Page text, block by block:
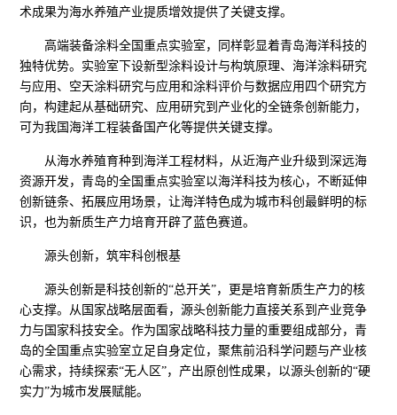
术成果为海水养殖产业提质增效提供了关键支撑。
高端装备涂料全国重点实验室，同样彰显着青岛海洋科技的
独特优势。实验室下设新型涂料设计与构筑原理、海洋涂料研究
与应用、空天涂料研究与应用和涂料评价与数据应用四个研究方
向，构建起从基础研究、应用研究到产业化的全链条创新能力，
可为我国海洋工程装备国产化等提供关键支撑。
从海水养殖育种到海洋工程材料，从近海产业升级到深远海
资源开发，青岛的全国重点实验室以海洋科技为核心，不断延伸
创新链条、拓展应用场景，让海洋特色成为城市科创最鲜明的标
识，也为新质生产力培育开辟了蓝色赛道。
源头创新，筑牢科创根基
源头创新是科技创新的“总开关”，更是培育新质生产力的核
心支撑。从国家战略层面看，源头创新能力直接关系到产业竞争
力与国家科技安全。作为国家战略科技力量的重要组成部分，青
岛的全国重点实验室立足自身定位，聚焦前沿科学问题与产业核
心需求，持续探索“无人区”，产出原创性成果，以源头创新的“硬
实力”为城市发展赋能。